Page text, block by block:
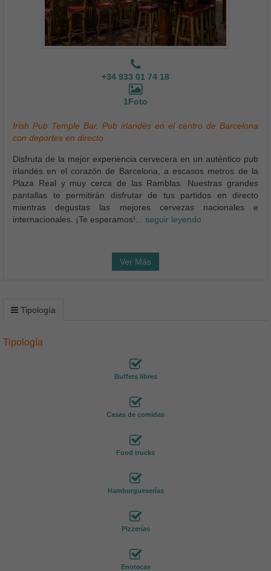
+34 933 01 74 18
1Foto
Irish Pub Temple Bar, Pub irlandés en el centro de Barcelona
con deportes en directo
Disfruta de la mejor experiencia cervecera en un auténtico pub
irlandés en el corazón de Barcelona, a escasos metros de la
Plaza Real y muy cerca de las Ramblas. Nuestras grandes
pantallas te permitirán disfrutar de tus partidos en directo
mientras degustas las mejores cervezas nacionales e
internacionales. ¡Te esperamos!... seguir leyendo
Ver Más
Tipología
Tipología
Buffets libres
Casas de comidas
Food trucks
Hamburgueserías
Pizzerías
Enotecas